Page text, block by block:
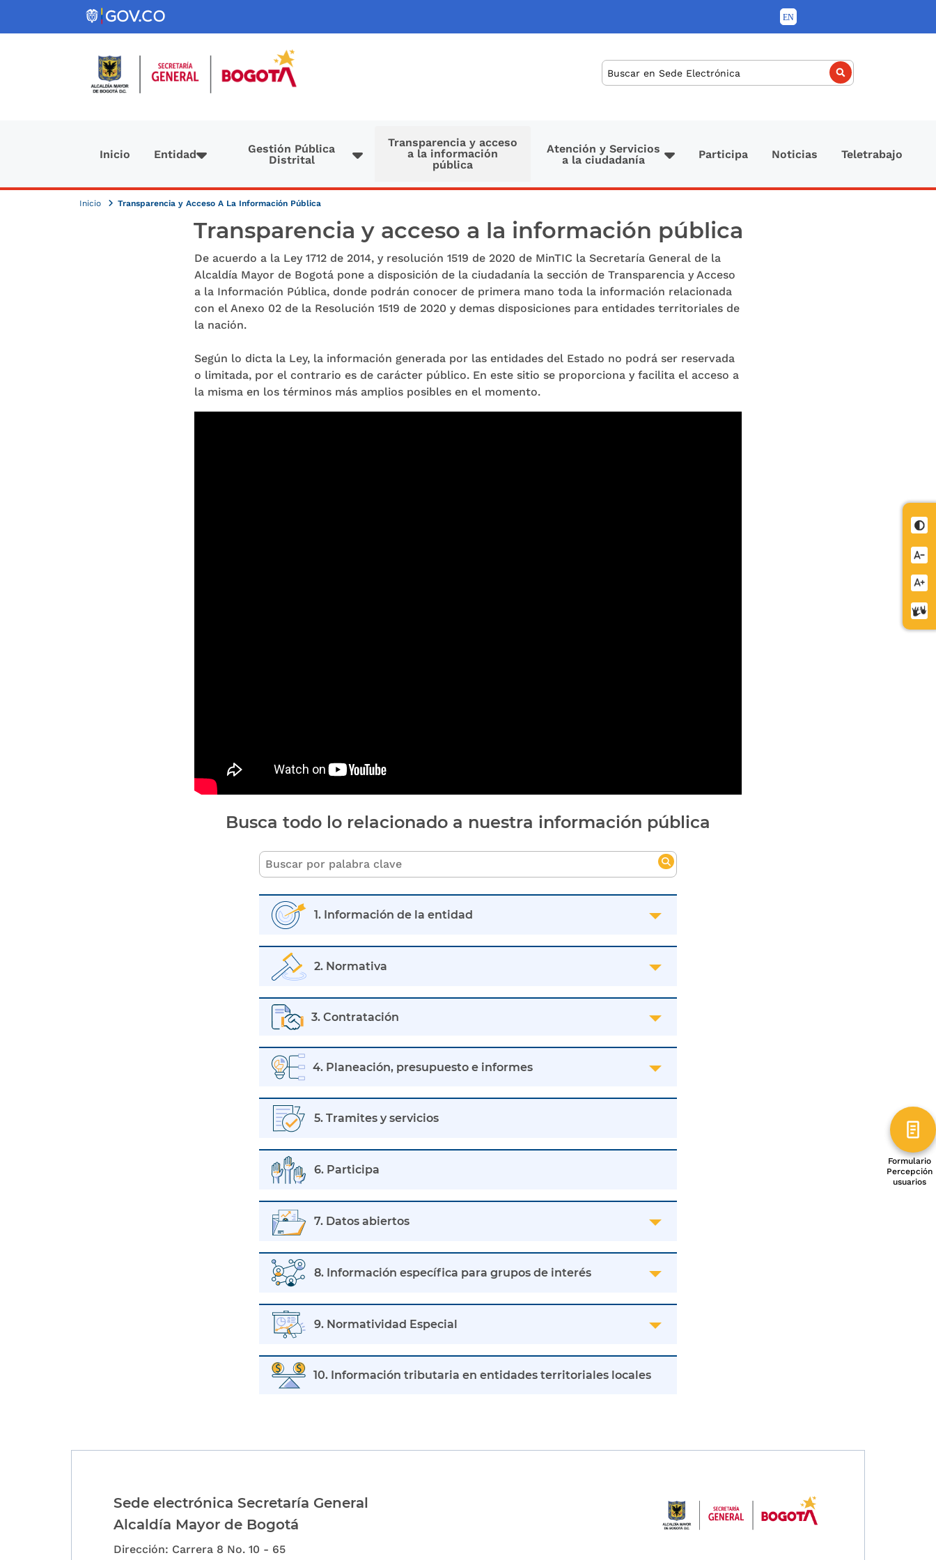
Pasar al contenido principal
letra
letra
de
Formulario
Percepción
usuarios
Buscar
Inicio Entidad
Gestión Pública
Distrital
Transparencia y acceso
a la información
pública
Atención y Servicios
a la ciudadanía
Participa Noticias Teletrabajo
Inicio Transparencia y Acceso A La Información Pública
Transparencia y acceso a la información pública
De acuerdo a la Ley 1712 de 2014, y resolución 1519 de 2020 de MinTIC la Secretaría General de la
Alcaldía Mayor de Bogotá pone a disposición de la ciudadanía la sección de Transparencia y Acceso
a la Información Pública, donde podrán conocer de primera mano toda la información relacionada
con el Anexo 02 de la Resolución 1519 de 2020 y demas disposiciones para entidades territoriales de
la nación.
Según lo dicta la Ley, la información generada por las entidades del Estado no podrá ser reservada
o limitada, por el contrario es de carácter público. En este sitio se proporciona y facilita el acceso a
la misma en los términos más amplios posibles en el momento.
Busca todo lo relacionado a nuestra información pública
1. Información de la entidad
2. Normativa
3. Contratación
4. Planeación, presupuesto e informes
5. Tramites y servicios
6. Participa
7. Datos abiertos
8. Información específica para grupos de interés
9. Normatividad Especial
10. Información tributaria en entidades territoriales locales
Sede electrónica Secretaría General
Alcaldía Mayor de Bogotá
Dirección: Carrera 8 No. 10 - 65